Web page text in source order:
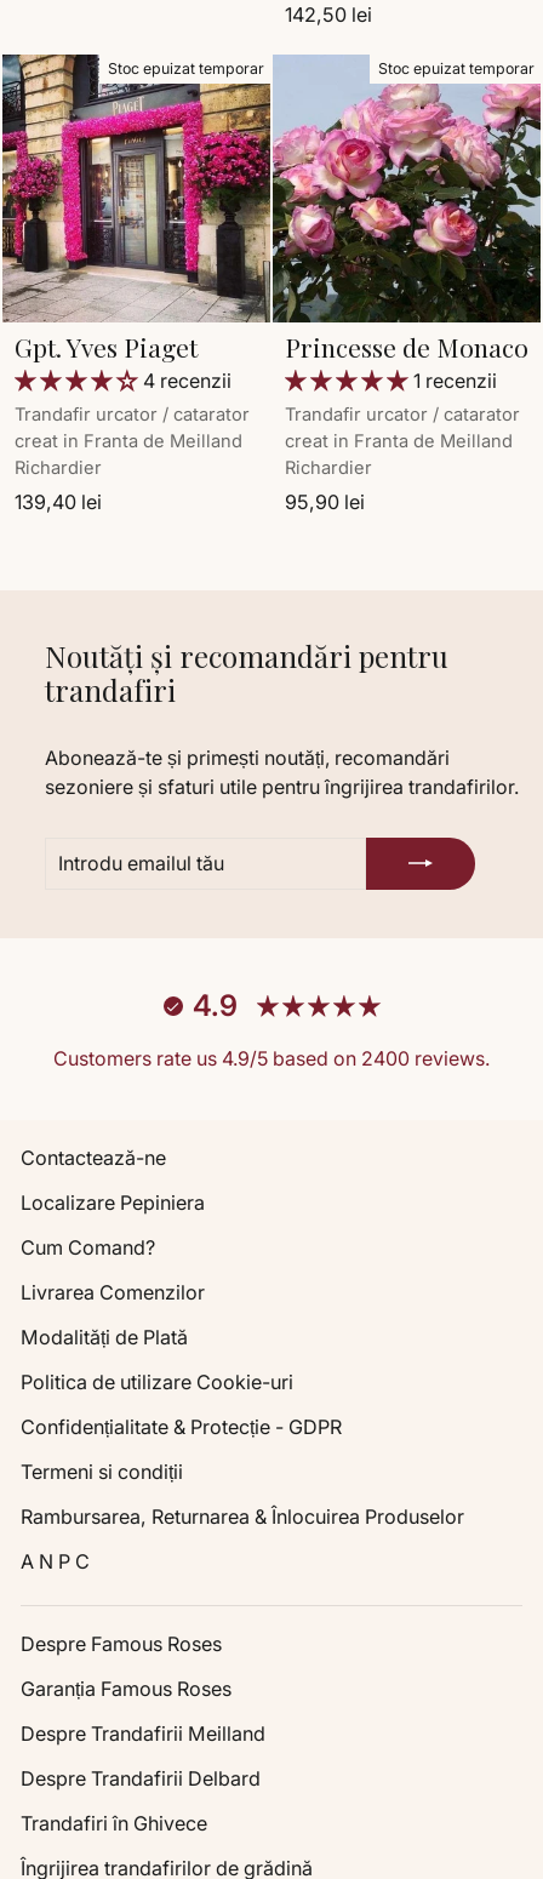
142,50 lei
Stoc epuizat temporar
Gpt. Yves Piaget
4 recenzii
Trandafir urcator / catarator
creat in Franta de Meilland
Richardier
139,40 lei
Stoc epuizat temporar
Princesse de Monaco
1 recenzii
Trandafir urcator / catarator
creat in Franta de Meilland
Richardier
95,90 lei
Noutăți și recomandări pentru
trandafiri
Abonează-te și primești noutăți, recomandări
sezoniere și sfaturi utile pentru îngrijirea trandafirilor.
EMAILUL
4.9
Customers rate us 4.9/5 based on 2400 reviews.
Contactează-ne
Localizare Pepiniera
Cum Comand?
Livrarea Comenzilor
Modalități de Plată
Politica de utilizare Cookie-uri
Confidențialitate & Protecție - GDPR
Termeni si condiții
Rambursarea, Returnarea & Înlocuirea Produselor
A N P C
Despre Famous Roses
Garanția Famous Roses
Despre Trandafirii Meilland
Despre Trandafirii Delbard
Trandafiri în Ghivece
Îngrijirea trandafirilor de grădină